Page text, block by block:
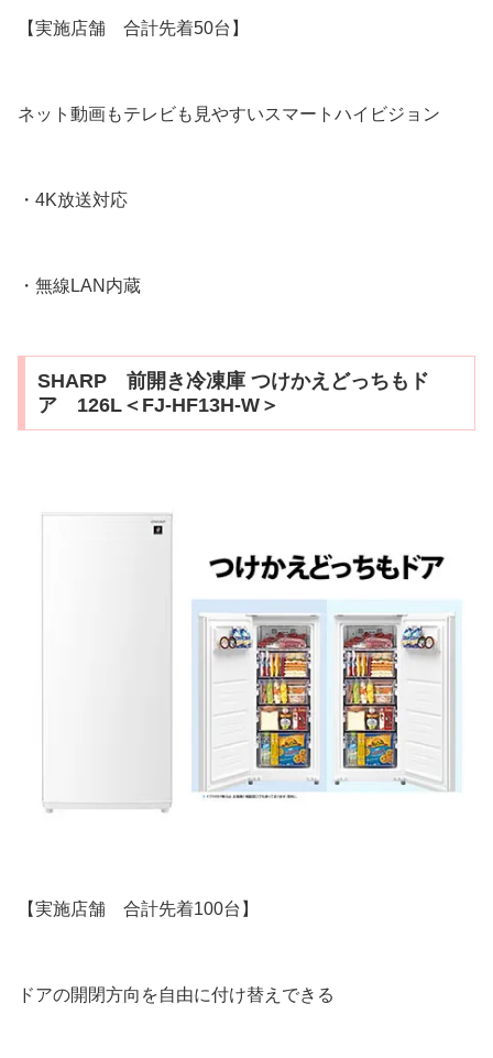
【実施店舗 合計先着50台】
ネット動画もテレビも見やすいスマートハイビジョン
・4K放送対応
・無線LAN内蔵
SHARP 前開き冷凍庫 つけかえどっちもド
ア 126L＜FJ-HF13H-W＞
【実施店舗 合計先着100台】
ドアの開閉方向を自由に付け替えできる